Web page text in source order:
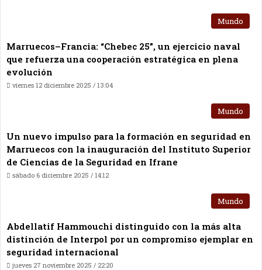
Mundo
Marruecos–Francia: “Chebec 25”, un ejercicio naval
que refuerza una cooperación estratégica en plena
evolución
viernes 12 diciembre 2025 / 13:04
Mundo
Un nuevo impulso para la formación en seguridad en
Marruecos con la inauguración del Instituto Superior
de Ciencias de la Seguridad en Ifrane
sábado 6 diciembre 2025 / 14:12
Mundo
Abdellatif Hammouchi distinguido con la más alta
distinción de Interpol por un compromiso ejemplar en
seguridad internacional
jueves 27 noviembre 2025 / 22:20